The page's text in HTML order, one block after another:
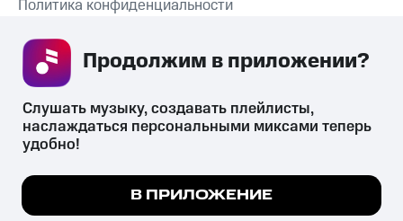
СКАЧАТЬ ПРИЛОЖЕНИЕ
Политика конфиденциальности
психотропных веществ, их аналогов причиняет вред здоровью,
их незаконный оборот запрещён и влечёт установленную
законодательством ответственность.
Мы используем куки, чтобы на сайте все
Подробнее
Слушать музыку, создавать плейлисты,
наслаждаться персональными миксами теперь
удобно!
В ПРИЛОЖЕНИЕ